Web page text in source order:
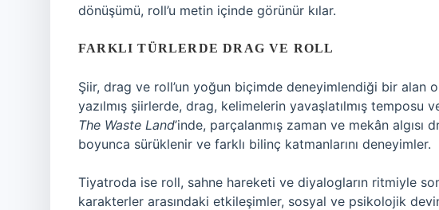
dönüşümü, roll’u metin içinde görünür kılar.
FARKLI TÜRLERDE DRAG VE ROLL
Şiir, drag ve roll’un yoğun biçimde deneyimlendiği bir alan
yazılmış şiirlerde, drag, kelimelerin yavaşlatılmış temposu
The Waste Land’inde, parçalanmış zaman ve mekân algısı
boyunca sürüklenir ve farklı bilinç katmanlarını deneyimler.
Tiyatroda ise roll, sahne hareketi ve diyalogların ritmiyle
karakterler arasındaki etkileşimler, sosyal ve psikolojik